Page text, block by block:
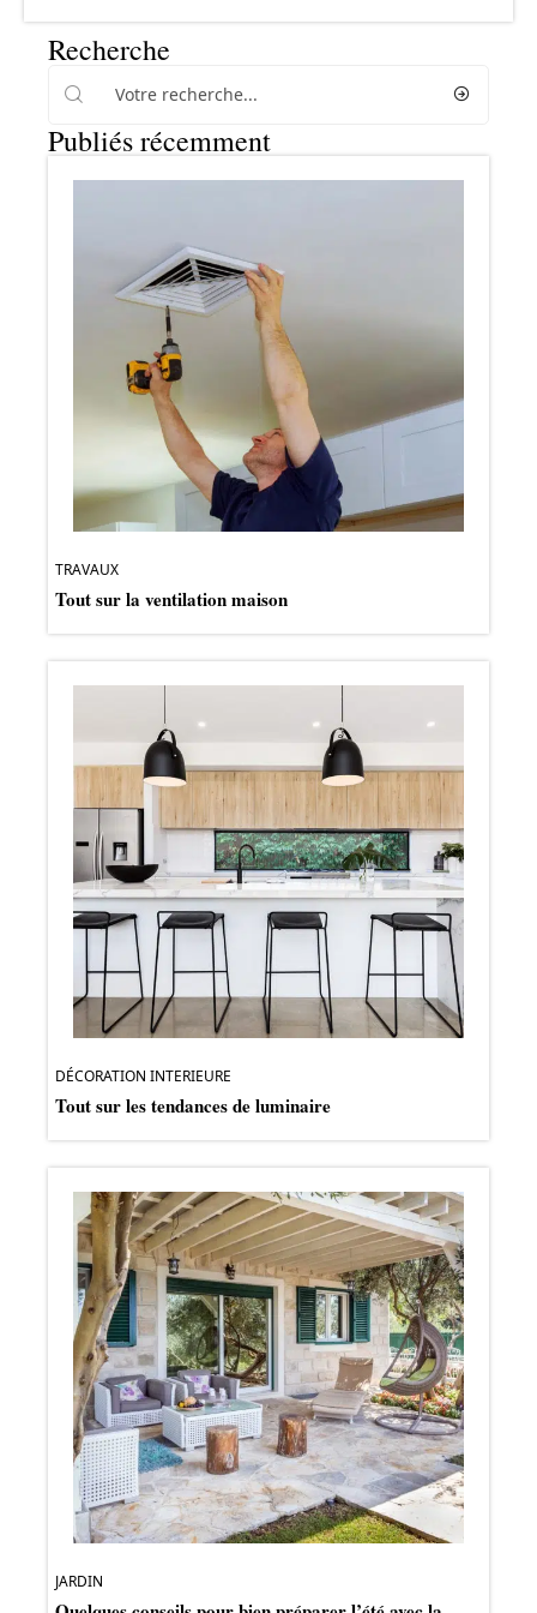
Recherche
Publiés récemment
TRAVAUX
Tout sur la ventilation maison
DÉCORATION INTERIEURE
Tout sur les tendances de luminaire
JARDIN